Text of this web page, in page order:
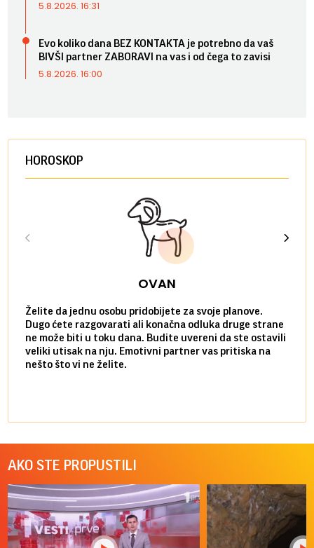
5.8.2026. 16:31
Evo koliko dana BEZ KONTAKTA je potrebno da vaš
BIVŠI partner ZABORAVI na vas i od čega to zavisi
5.8.2026. 16:00
HOROSKOP
OVAN
Želite da jednu osobu pridobijete za svoje planove.
Dugo ćete razgovarati ali konačna odluka druge strane
ne može biti u toku dana. Budite uvereni da ste ostavili
veliki utisak na nju. Emotivni partner vas pritiska na
nešto što vi ne želite.
AKO STE PROPUSTILI